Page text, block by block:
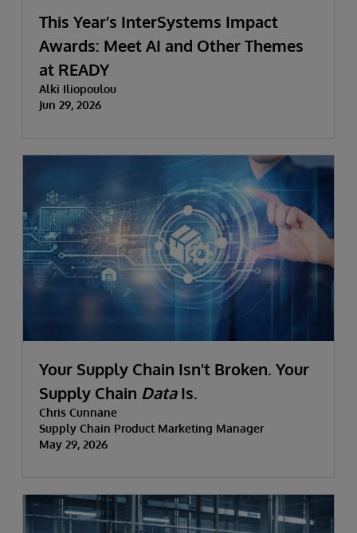
This Year’s InterSystems Impact
Awards: Meet AI and Other Themes
at READY
Alki Iliopoulou
Jun 29, 2026
Your Supply Chain Isn't Broken. Your
Supply Chain DataIs.
Chris Cunnane
Supply Chain Product Marketing Manager
May 29, 2026